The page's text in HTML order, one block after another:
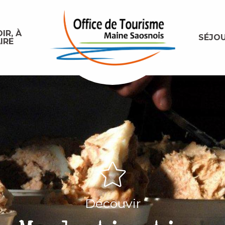
À
Découvir